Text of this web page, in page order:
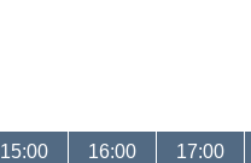
15:00 16:00 17:00